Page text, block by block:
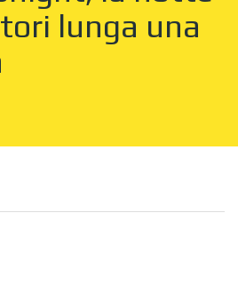
lunga una